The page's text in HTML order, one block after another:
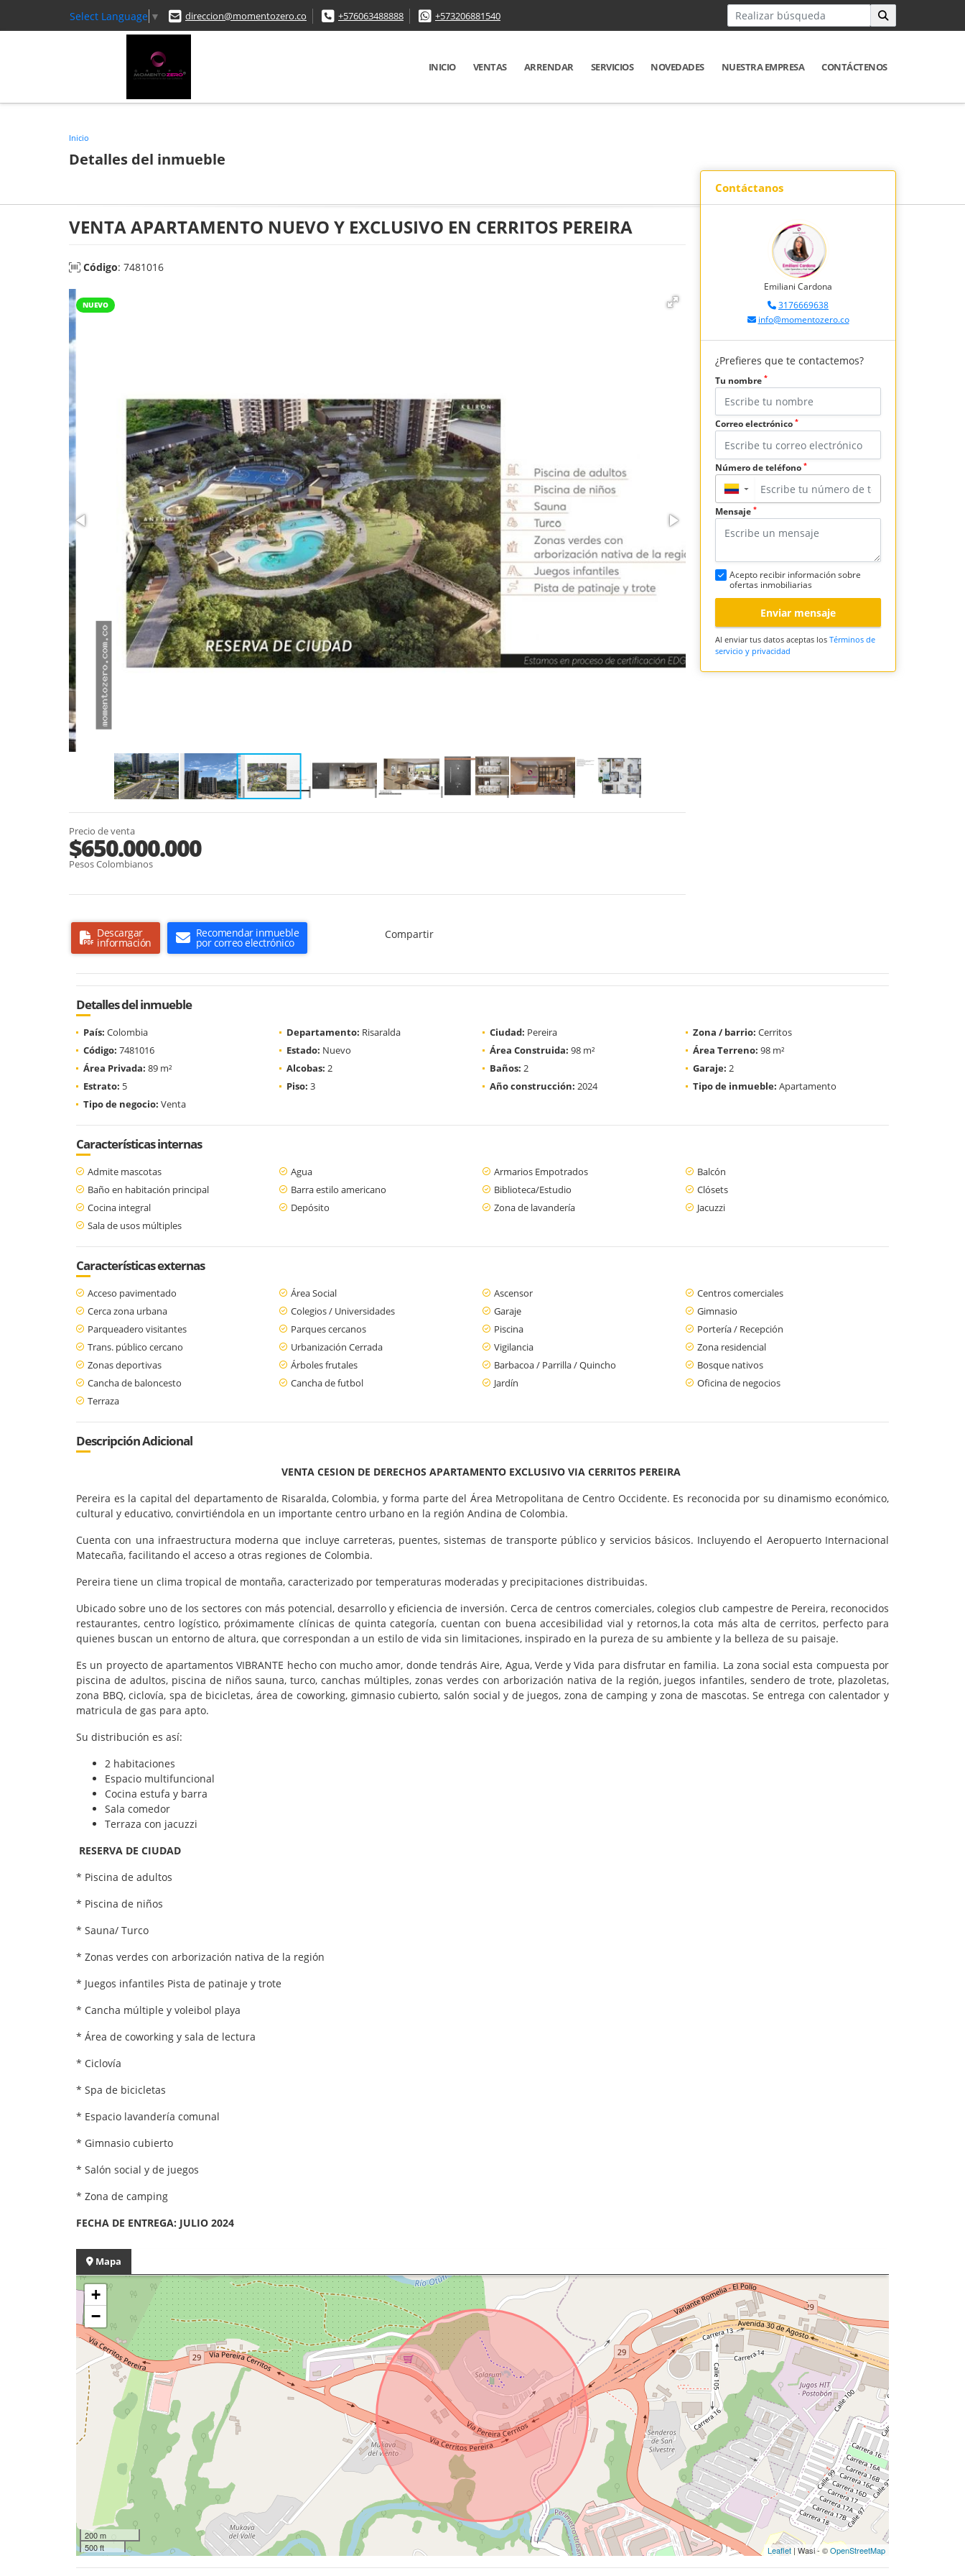
Select Language ▼ direccion@momentozero.co +576063488888 +573206881540
INICIO VENTAS ARRENDAR SERVICIOS NOVEDADES NUESTRA EMPRESA CONTÁCTENOS
Inicio
Detalles del inmueble
VENTA APARTAMENTO NUEVO Y EXCLUSIVO EN CERRITOS PEREIRA
Código: 7481016
NUEVO
Precio de venta
$650.000.000
Pesos Colombianos
Descargar
información
Recomendar inmueble
por correo electrónico
Compartir
Contáctanos
Emiliani Cardona
3176669638
info@momentozero.co
¿Prefieres que te contactemos?
Tu nombre *
Correo electrónico *
Número de teléfono *
▼
Mensaje *
Acepto recibir información sobre
ofertas inmobiliarias
Enviar mensaje
Al enviar tus datos aceptas los Términos de
servicio y privacidad
Detalles del inmueble
País: Colombia Departamento: Risaralda Ciudad: Pereira Zona / barrio: Cerritos
Código: 7481016 Estado: Nuevo Área Construida: 98 m² Área Terreno: 98 m²
Área Privada: 89 m² Alcobas: 2 Baños: 2 Garaje: 2
Estrato: 5 Piso: 3 Año construcción: 2024 Tipo de inmueble: Apartamento
Tipo de negocio: Venta
Características internas
Admite mascotas Agua Armarios Empotrados
Balcón
Baño en habitación principal
Barra estilo americano Biblioteca/Estudio
Clósets
Cocina integral
Depósito Zona de lavandería
Jacuzzi
Sala de usos múltiples
Características externas
Acceso pavimentado Área Social Ascensor
Centros comerciales
Cerca zona urbana
Colegios / Universidades Garaje
Gimnasio
Parqueadero visitantes
Parques cercanos Piscina
Portería / Recepción
Trans. público cercano
Urbanización Cerrada Vigilancia
Zona residencial
Zonas deportivas
Árboles frutales Barbacoa / Parrilla / Quincho
Bosque nativos
Cancha de baloncesto
Cancha de futbol Jardín
Oficina de negocios
Terraza
Descripción Adicional
VENTA CESION DE DERECHOS APARTAMENTO EXCLUSIVO VIA CERRITOS PEREIRA
Pereira es la capital del departamento de Risaralda, Colombia, y forma parte del Área Metropolitana de Centro Occidente. Es reconocida por su dinamismo económico,
cultural y educativo, convirtiéndola en un importante centro urbano en la región Andina de Colombia.
Cuenta con una infraestructura moderna que incluye carreteras, puentes, sistemas de transporte público y servicios básicos. Incluyendo el Aeropuerto Internacional
Matecaña, facilitando el acceso a otras regiones de Colombia.
Pereira tiene un clima tropical de montaña, caracterizado por temperaturas moderadas y precipitaciones distribuidas.
Ubicado sobre uno de los sectores con más potencial, desarrollo y eficiencia de inversión. Cerca de centros comerciales, colegios club campestre de Pereira, reconocidos
restaurantes, centro logístico, próximamente clínicas de quinta categoría, cuentan con buena accesibilidad vial y retornos, la cota más alta de cerritos, perfecto para
quienes buscan un entorno de altura, que correspondan a un estilo de vida sin limitaciones, inspirado en la pureza de su ambiente y la belleza de su paisaje.
Es un proyecto de apartamentos VIBRANTE hecho con mucho amor, donde tendrás Aire, Agua, Verde y Vida para disfrutar en familia. La zona social esta compuesta por
piscina de adultos, piscina de niños sauna, turco, canchas múltiples, zonas verdes con arborización nativa de la región, juegos infantiles, sendero de trote, plazoletas,
zona BBQ, ciclovía, spa de bicicletas, área de coworking, gimnasio cubierto, salón social y de juegos, zona de camping y zona de mascotas. Se entrega con calentador y
matricula de gas para apto.
Su distribución es así:
2 habitaciones
Espacio multifuncional
Cocina estufa y barra
Sala comedor
Terraza con jacuzzi
RESERVA DE CIUDAD
* Piscina de adultos
* Piscina de niños
* Sauna/ Turco
* Zonas verdes con arborización nativa de la región
* Juegos infantiles Pista de patinaje y trote
* Cancha múltiple y voleibol playa
* Área de coworking y sala de lectura
* Ciclovía
* Spa de bicicletas
* Espacio lavandería comunal
* Gimnasio cubierto
* Salón social y de juegos
* Zona de camping
FECHA DE ENTREGA: JULIO 2024
Mapa
+
−
200 m
500 ft
Leaflet | Wasi - ©OpenStreetMap